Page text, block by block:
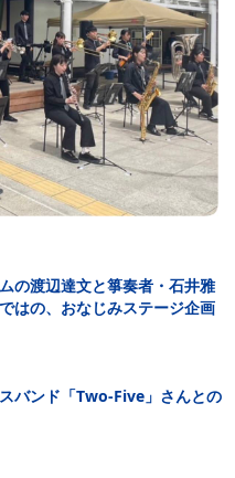
の渡辺達文と箏奏者・石井雅
はの、おなじみステージ企画
バンド「Two-Five」さんとの